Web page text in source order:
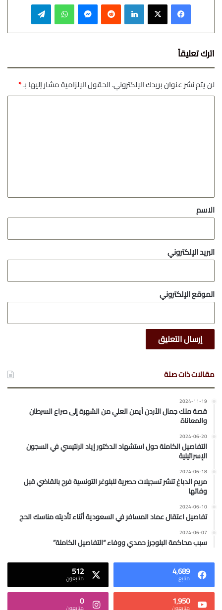
فيسبوك ‫X لينكدإن واتساب
اترك تعليقاً
لن يتم نشر عنوان بريدك الإلكتروني.الحقول الإلزامية مشار إليها بـ*
*
الاسم
البريد الإلكتروني
الموقع الإلكتروني
مقالات ذات صلة
2024-11-19
قصة ملك جمال الأردن أيمن العلي من الشهرة إلى صراع السرطان
والمعاناة
2024-06-20
التفاصيل الكاملة حول استشهاد الدكتور إياد الرنتيسي في السجون
الإسرائيلية
2024-06-18
مريم الدباغ تنشر تسجيلات حصرية للبلوغر التونسية فرح بالقاضي قبل
وفاتها
2024-06-10
تفاصيل اعتقال عماد المسافر في السعودية أثناء تأديته مناسك الحج
2024-06-07
سبب محاكمة البلوجرز حمدي ووفاء “التفاصيل الكاملة”
4٬689
متابع 512
متابعون
1٬950
متابعون 0
متابعون